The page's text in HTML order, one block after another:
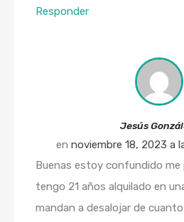
Responder
Jesús
en noviembre 18, 2023 a
Buenas estoy confundido me
tengo 21 años alquilado en
mandan a desalojar de